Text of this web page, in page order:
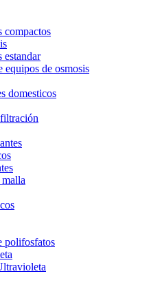
compactos
estandar
de osmosis
domesticos
polifosfatos